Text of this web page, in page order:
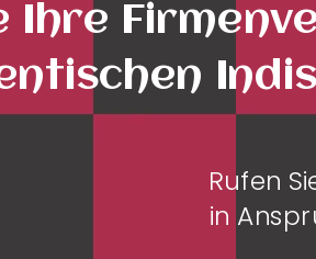
Ihre
Rufen
in